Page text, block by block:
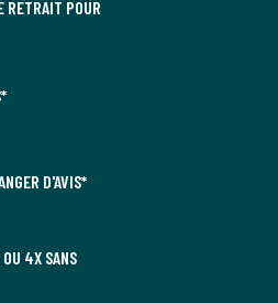
RETRAIT POUR
D'AVIS*
4X SANS